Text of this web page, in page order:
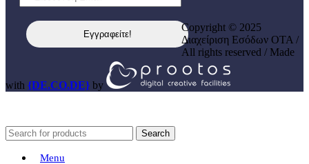
Copyright © 2025
Διαχείριση Εσόδων ΟΤΑ /
All rights reserved / Made
with {DE.CO.DE} by
Search
Menu